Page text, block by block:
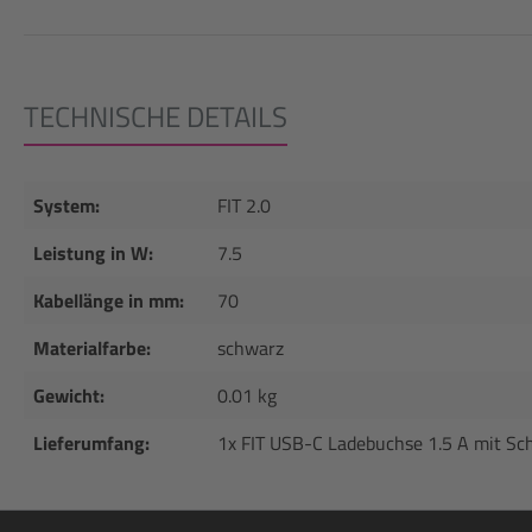
TECHNISCHE DETAILS
System:
FIT 2.0
Leistung in W:
7.5
Kabellänge in mm:
70
Materialfarbe:
schwarz
Gewicht:
0.01 kg
Lieferumfang:
1x FIT USB-C Ladebuchse 1.5 A mit